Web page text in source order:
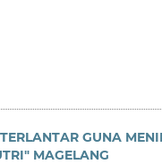
GUNA
MAGELANG